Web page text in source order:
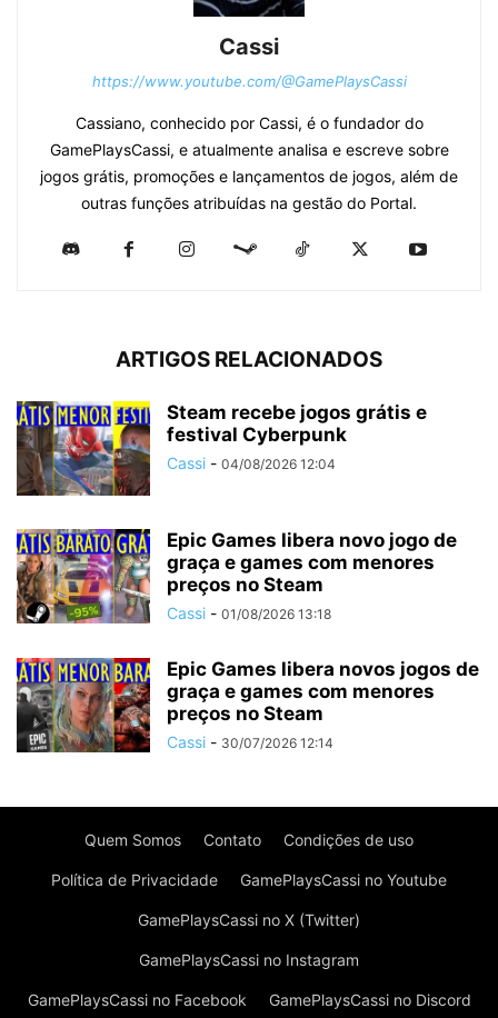
Cassi
https://www.youtube.com/@GamePlaysCassi
Cassiano, conhecido por Cassi, é o fundador do
GamePlaysCassi, e atualmente analisa e escreve sobre
jogos grátis, promoções e lançamentos de jogos, além de
outras funções atribuídas na gestão do Portal.
ARTIGOS RELACIONADOS
Steam recebe jogos grátis e
festival Cyberpunk
Cassi - 04/08/2026 12:04
Epic Games libera novo jogo de
graça e games com menores
preços no Steam
Cassi - 01/08/2026 13:18
Epic Games libera novos jogos de
graça e games com menores
preços no Steam
Cassi - 30/07/2026 12:14
Quem Somos Contato Condições de uso
Política de Privacidade GamePlaysCassi no Youtube
GamePlaysCassi no X (Twitter)
GamePlaysCassi no Instagram
GamePlaysCassi no Facebook GamePlaysCassi no Discord